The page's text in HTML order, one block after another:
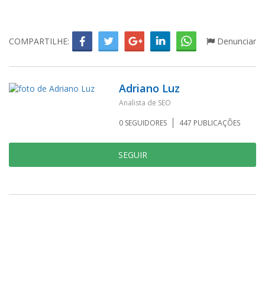
COMPARTILHE: Denunciar
Adriano Luz
Analista de SEO
0 SEGUIDORES 447 PUBLICAÇÕES
SEGUIR